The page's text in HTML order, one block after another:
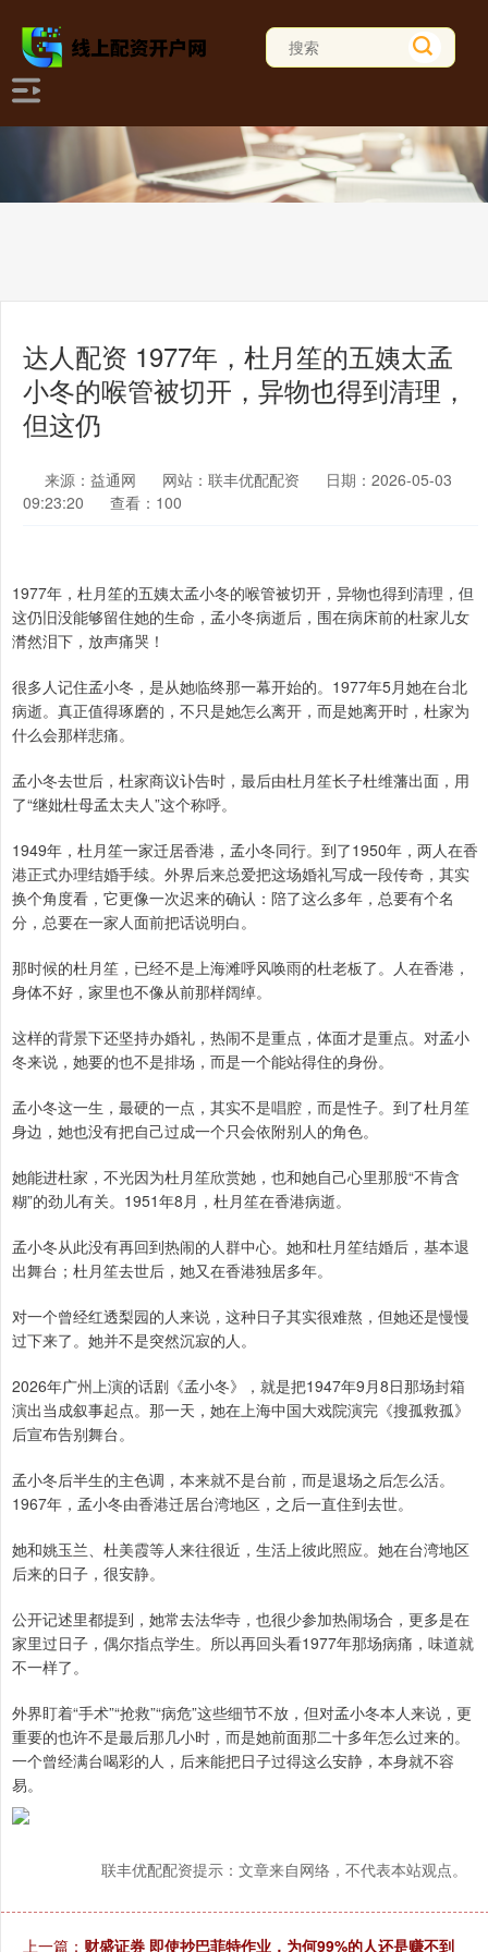
达人配资 1977年，杜月笙的五姨太孟
小冬的喉管被切开，异物也得到清理，
但这仍
来源：益通网 网站：联丰优配配资
日期：2026-05-03
09:23:20
查看：100
1977年，杜月笙的五姨太孟小冬的喉管被切开，异物也得到清理，但
这仍旧没能够留住她的生命，孟小冬病逝后，围在病床前的杜家儿女
潸然泪下，放声痛哭！
很多人记住孟小冬，是从她临终那一幕开始的。1977年5月她在台北
病逝。真正值得琢磨的，不只是她怎么离开，而是她离开时，杜家为
什么会那样悲痛。
孟小冬去世后，杜家商议讣告时，最后由杜月笙长子杜维藩出面，用
了“继妣杜母孟太夫人”这个称呼。
1949年，杜月笙一家迁居香港，孟小冬同行。到了1950年，两人在香
港正式办理结婚手续。外界后来总爱把这场婚礼写成一段传奇，其实
换个角度看，它更像一次迟来的确认：陪了这么多年，总要有个名
分，总要在一家人面前把话说明白。
那时候的杜月笙，已经不是上海滩呼风唤雨的杜老板了。人在香港，
身体不好，家里也不像从前那样阔绰。
这样的背景下还坚持办婚礼，热闹不是重点，体面才是重点。对孟小
冬来说，她要的也不是排场，而是一个能站得住的身份。
孟小冬这一生，最硬的一点，其实不是唱腔，而是性子。到了杜月笙
身边，她也没有把自己过成一个只会依附别人的角色。
她能进杜家，不光因为杜月笙欣赏她，也和她自己心里那股“不肯含
糊”的劲儿有关。1951年8月，杜月笙在香港病逝。
孟小冬从此没有再回到热闹的人群中心。她和杜月笙结婚后，基本退
出舞台；杜月笙去世后，她又在香港独居多年。
对一个曾经红透梨园的人来说，这种日子其实很难熬，但她还是慢慢
过下来了。她并不是突然沉寂的人。
2026年广州上演的话剧《孟小冬》，就是把1947年9月8日那场封箱
演出当成叙事起点。那一天，她在上海中国大戏院演完《搜孤救孤》
后宣布告别舞台。
孟小冬后半生的主色调，本来就不是台前，而是退场之后怎么活。
1967年，孟小冬由香港迁居台湾地区，之后一直住到去世。
她和姚玉兰、杜美霞等人来往很近，生活上彼此照应。她在台湾地区
后来的日子，很安静。
公开记述里都提到，她常去法华寺，也很少参加热闹场合，更多是在
家里过日子，偶尔指点学生。所以再回头看1977年那场病痛，味道就
不一样了。
外界盯着“手术”“抢救”“病危”这些细节不放，但对孟小冬本人来说，更
重要的也许不是最后那几小时，而是她前面那二十多年怎么过来的。
一个曾经满台喝彩的人，后来能把日子过得这么安静，本身就不容
易。
联丰优配配资提示：文章来自网络，不代表本站观点。
上一篇： 财盛证券 即使抄巴菲特作业，为何99%的人还是赚不到